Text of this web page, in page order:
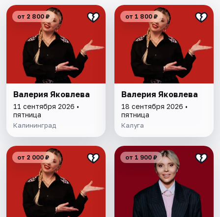
от 2 800 ₽
Валерия Яковлева
11 сентября 2026 •
пятница
Калининград
от 1 800 ₽
Валерия Яковлева
18 сентября 2026 •
пятница
Калуга
от 2 000 ₽ от 1 900 ₽